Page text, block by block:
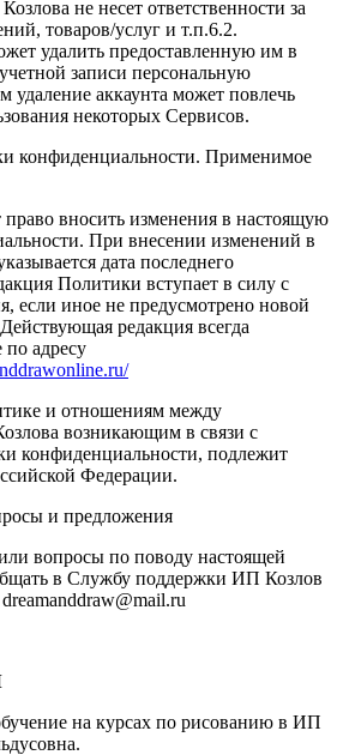
не несет ответственности за
товаров/услуг и т.п.6.2.
удалить предоставленную им в
записи персональную
аккаунта может повлечь
некоторых Сервисов.
конфиденциальности. Применимое
вносить изменения в настоящую
При внесении изменений в
дата последнего
Политики вступает в силу с
если иное не предусмотрено новой
редакция всегда
по адресу
и отношениям между
возникающим в связи с
конфиденциальности, подлежит
Федерации.
и предложения
вопросы по поводу настоящей
в Службу поддержки ИП Козлов
на курсах по рисованию в ИП